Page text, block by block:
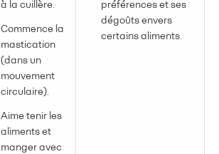
à la cuillère.
Commence la
mastication
(dans un
mouvement
circulaire).
Aime tenir les
aliments et
manger avec
préférences et ses
dégoûts envers
certains aliments.